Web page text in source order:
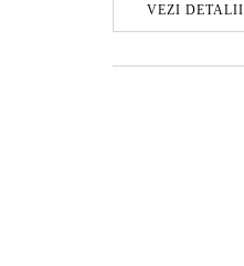
VEZI DETALII